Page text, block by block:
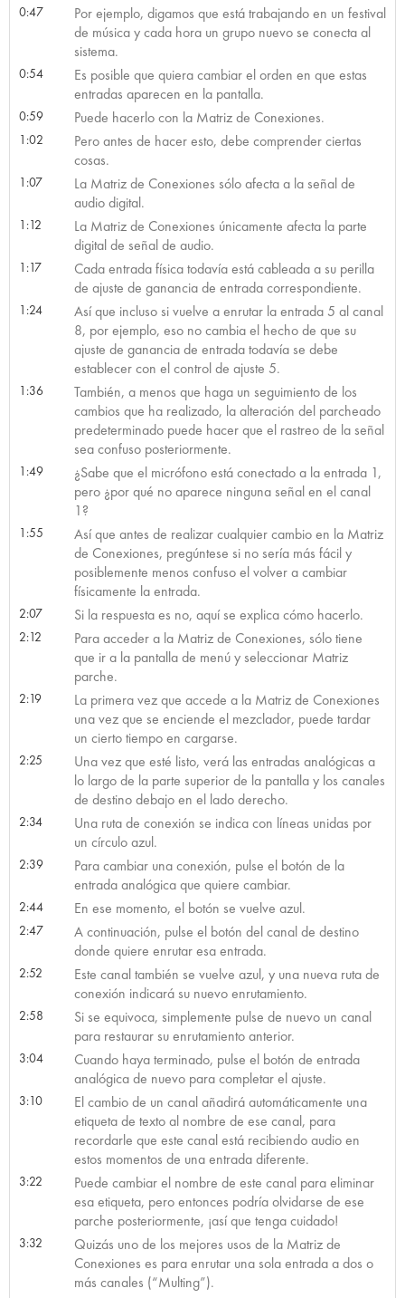
0:47
Por ejemplo, digamos que está trabajando en un festival
de música y cada hora un grupo nuevo se conecta al
sistema.
0:54
Es posible que quiera cambiar el orden en que estas
entradas aparecen en la pantalla.
0:59 Puede hacerlo con la Matriz de Conexiones.
1:02
Pero antes de hacer esto, debe comprender ciertas
cosas.
1:07
La Matriz de Conexiones sólo afecta a la señal de
audio digital.
1:12
La Matriz de Conexiones únicamente afecta la parte
digital de señal de audio.
1:17
Cada entrada física todavía está cableada a su perilla
de ajuste de ganancia de entrada correspondiente.
1:24
Así que incluso si vuelve a enrutar la entrada 5 al canal
8, por ejemplo, eso no cambia el hecho de que su
ajuste de ganancia de entrada todavía se debe
establecer con el control de ajuste 5.
1:36
También, a menos que haga un seguimiento de los
cambios que ha realizado, la alteración del parcheado
predeterminado puede hacer que el rastreo de la señal
sea confuso posteriormente.
1:49
¿Sabe que el micrófono está conectado a la entrada 1,
pero ¿por qué no aparece ninguna señal en el canal
1?
1:55
Así que antes de realizar cualquier cambio en la Matriz
de Conexiones, pregúntese si no sería más fácil y
posiblemente menos confuso el volver a cambiar
físicamente la entrada.
2:07 Si la respuesta es no, aquí se explica cómo hacerlo.
2:12
Para acceder a la Matriz de Conexiones, sólo tiene
que ir a la pantalla de menú y seleccionar Matriz
parche.
2:19
La primera vez que accede a la Matriz de Conexiones
una vez que se enciende el mezclador, puede tardar
un cierto tiempo en cargarse.
2:25
Una vez que esté listo, verá las entradas analógicas a
lo largo de la parte superior de la pantalla y los canales
de destino debajo en el lado derecho.
2:34
Una ruta de conexión se indica con líneas unidas por
un círculo azul.
2:39
Para cambiar una conexión, pulse el botón de la
entrada analógica que quiere cambiar.
2:44 En ese momento, el botón se vuelve azul.
2:47
A continuación, pulse el botón del canal de destino
donde quiere enrutar esa entrada.
2:52
Este canal también se vuelve azul, y una nueva ruta de
conexión indicará su nuevo enrutamiento.
2:58
Si se equivoca, simplemente pulse de nuevo un canal
para restaurar su enrutamiento anterior.
3:04
Cuando haya terminado, pulse el botón de entrada
analógica de nuevo para completar el ajuste.
3:10
El cambio de un canal añadirá automáticamente una
etiqueta de texto al nombre de ese canal, para
recordarle que este canal está recibiendo audio en
estos momentos de una entrada diferente.
3:22
Puede cambiar el nombre de este canal para eliminar
esa etiqueta, pero entonces podría olvidarse de ese
parche posteriormente, ¡así que tenga cuidado!
3:32
Quizás uno de los mejores usos de la Matriz de
Conexiones es para enrutar una sola entrada a dos o
más canales (“Multing”).